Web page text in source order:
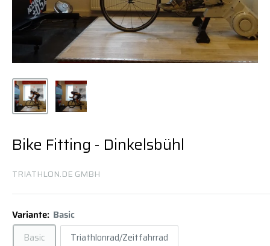
Bike Fitting - Dinkelsbühl
TRIATHLON.DE GMBH
Variante: Basic
Basic
Triathlonrad/Zeitfahrrad